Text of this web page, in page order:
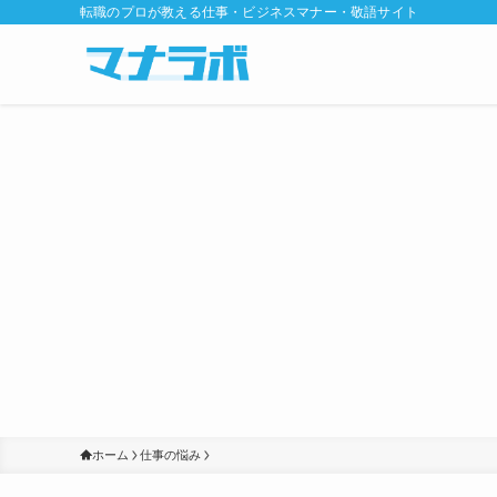
転職のプロが教える仕事・ビジネスマナー・敬語サイト
ホーム 仕事の悩み